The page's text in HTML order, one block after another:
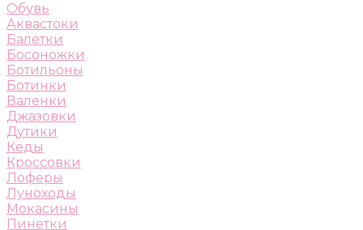
Обувь
Аквастоки
Балетки
Босоножки
Ботильоны
Ботинки
Валенки
Джазовки
Дутики
Кеды
Кроссовки
Лоферы
Луноходы
Мокасины
Пинетки